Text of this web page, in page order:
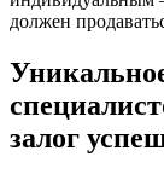
должен
залог